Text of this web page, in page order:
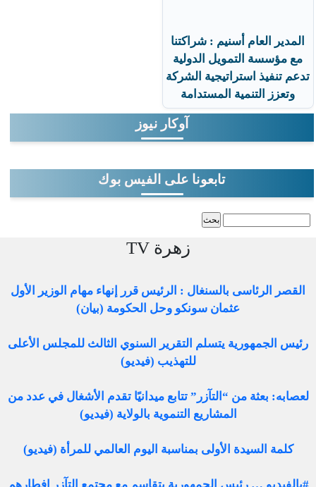
المدير العام أسنيم : شراكتنا
مع مؤسسة التمويل الدولية
تدعم تنفيذ استراتيجية الشركة
وتعزز التنمية المستدامة
آوكار نيوز
تابعونا على الفيس بوك
استمارة البحث‏بحث ‏
زهرة TV
القصر الرئاسى بالسنغال : الرئيس قرر إنهاء مهام الوزير الأول
عثمان سونكو وحل الحكومة (بيان)
رئيس الجمهورية يتسلم التقرير السنوي الثالث للمجلس الأعلى
للتهذيب (فيديو)
لعصابه: بعثة من “التآزر” تتابع ميدانيًا تقدم الأشغال في عدد من
المشاريع التنموية بالولاية (فيديو)
كلمة السيدة الأولى بمناسبة اليوم العالمي للمرأة (فيديو)